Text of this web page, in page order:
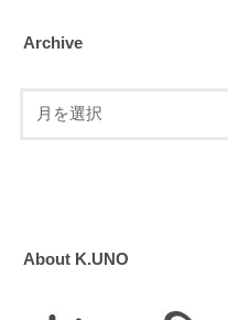
Archive
About K.UNO